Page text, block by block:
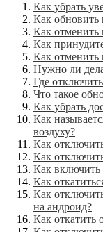
Как убрать
Как обновить
Как отменить
Как
Как отменить
Нужно ли
Где
Что такое
Как убрать
Как
воздуху?
Как
Как
Как включить
Как
Как
на андроид?
Как откатить